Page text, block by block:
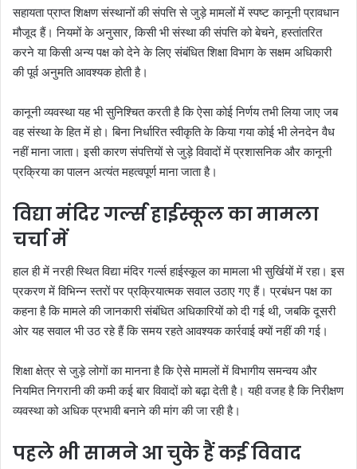
सहायता प्राप्त शिक्षण संस्थानों की संपत्ति से जुड़े मामलों में स्पष्ट कानूनी प्रावधान
मौजूद हैं। नियमों के अनुसार, किसी भी संस्था की संपत्ति को बेचने, हस्तांतरित
करने या किसी अन्य पक्ष को देने के लिए संबंधित शिक्षा विभाग के सक्षम अधिकारी
की पूर्व अनुमति आवश्यक होती है।
कानूनी व्यवस्था यह भी सुनिश्चित करती है कि ऐसा कोई निर्णय तभी लिया जाए जब
वह संस्था के हित में हो। बिना निर्धारित स्वीकृति के किया गया कोई भी लेनदेन वैध
नहीं माना जाता। इसी कारण संपत्तियों से जुड़े विवादों में प्रशासनिक और कानूनी
प्रक्रिया का पालन अत्यंत महत्वपूर्ण माना जाता है।
विद्या मंदिर गर्ल्स हाईस्कूल का मामला
चर्चा में
हाल ही में नरही स्थित विद्या मंदिर गर्ल्स हाईस्कूल का मामला भी सुर्खियों में रहा। इस
प्रकरण में विभिन्न स्तरों पर प्रक्रियात्मक सवाल उठाए गए हैं। प्रबंधन पक्ष का
कहना है कि मामले की जानकारी संबंधित अधिकारियों को दी गई थी, जबकि दूसरी
ओर यह सवाल भी उठ रहे हैं कि समय रहते आवश्यक कार्रवाई क्यों नहीं की गई।
शिक्षा क्षेत्र से जुड़े लोगों का मानना है कि ऐसे मामलों में विभागीय समन्वय और
नियमित निगरानी की कमी कई बार विवादों को बढ़ा देती है। यही वजह है कि निरीक्षण
व्यवस्था को अधिक प्रभावी बनाने की मांग की जा रही है।
पहले भी सामने आ चुके हैं कई विवाद